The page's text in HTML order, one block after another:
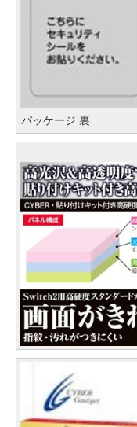
パッケージ 裏